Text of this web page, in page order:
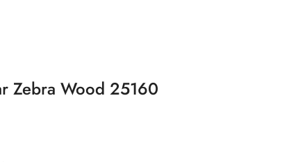
Zebra Wood 25160